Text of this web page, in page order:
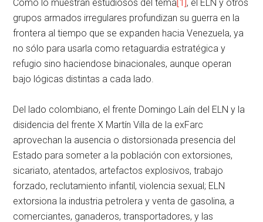
Como lo muestran estudiosos del tema[1], el ELN y otros
grupos armados irregulares profundizan su guerra en la
frontera al tiempo que se expanden hacia Venezuela, ya
no sólo para usarla como retaguardia estratégica y
refugio sino haciendose binacionales, aunque operan
bajo lógicas distintas a cada lado.
Del lado colombiano, el frente Domingo Laín del ELN y la
disidencia del frente X Martín Villa de la exFarc
aprovechan la ausencia o distorsionada presencia del
Estado para someter a la población con extorsiones,
sicariato, atentados, artefactos explosivos, trabajo
forzado, reclutamiento infantil, violencia sexual; ELN
extorsiona la industria petrolera y venta de gasolina, a
comerciantes, ganaderos, transportadores, y las